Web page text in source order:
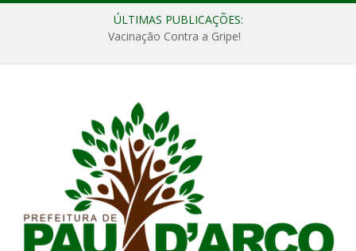
ÚLTIMAS PUBLICAÇÕES:
Vacinação Contra a Gripe!